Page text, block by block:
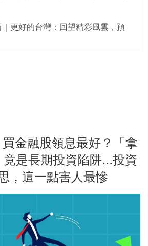
更好的台灣：回望精彩風雲，預
金融股領息最好？「拿
是長期投資陷阱...投資
，這一點害人最慘